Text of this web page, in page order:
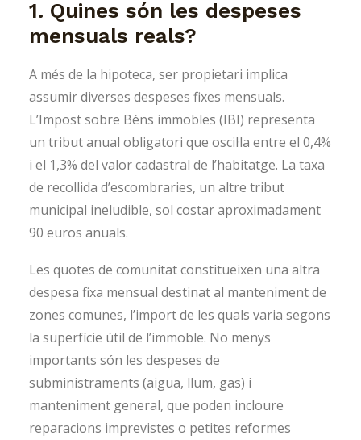
1. Quines són les despeses
mensuals reals?
A més de la hipoteca, ser propietari implica
assumir diverses despeses fixes mensuals.
L’Impost sobre Béns immobles (IBI) representa
un tribut anual obligatori que oscil·la entre el 0,4%
i el 1,3% del valor cadastral de l’habitatge. La taxa
de recollida d’escombraries, un altre tribut
municipal ineludible, sol costar aproximadament
90 euros anuals.
Les quotes de comunitat constitueixen una altra
despesa fixa mensual destinat al manteniment de
zones comunes, l’import de les quals varia segons
la superfície útil de l’immoble. No menys
importants són les despeses de
subministraments (aigua, llum, gas) i
manteniment general, que poden incloure
reparacions imprevistes o petites reformes